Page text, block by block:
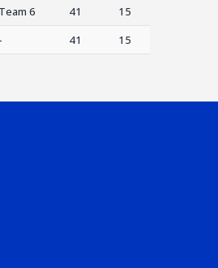
Team 6 41 15
- 41 15